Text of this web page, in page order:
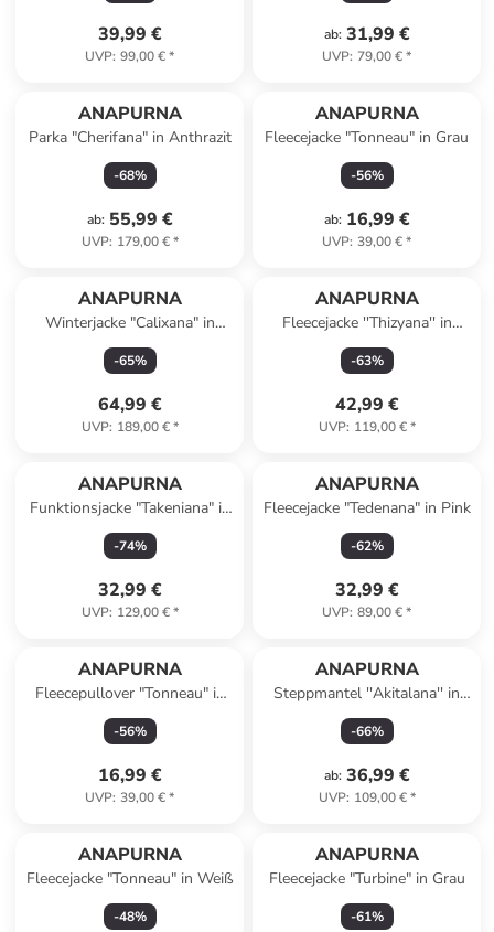
39,99 €
UVP: 99,00 €*
ab: 31,99 €
UVP: 79,00 €*
ANAPURNA
Parka "Cherifana" in Anthrazit
-68%
ab: 55,99 €
UVP: 179,00 €*
ANAPURNA
Fleecejacke "Tonneau" in Grau
-56%
ab: 16,99 €
UVP: 39,00 €*
ANAPURNA
Winterjacke "Calixana" in
Schwarz
-65%
64,99 €
UVP: 189,00 €*
ANAPURNA
Fleecejacke ''Thizyana'' in
Dunkelblau
-63%
42,99 €
UVP: 119,00 €*
ANAPURNA
Funktionsjacke "Takeniana" in
Dunkelblau
-74%
32,99 €
UVP: 129,00 €*
ANAPURNA
Fleecejacke "Tedenana" in Pink
-62%
32,99 €
UVP: 89,00 €*
ANAPURNA
Fleecepullover "Tonneau" in
Schwarz
-56%
16,99 €
UVP: 39,00 €*
ANAPURNA
Steppmantel ''Akitalana'' in
Rot
-66%
ab: 36,99 €
UVP: 109,00 €*
ANAPURNA
Fleecejacke "Tonneau" in Weiß
-48%
ANAPURNA
Fleecejacke "Turbine" in Grau
-61%